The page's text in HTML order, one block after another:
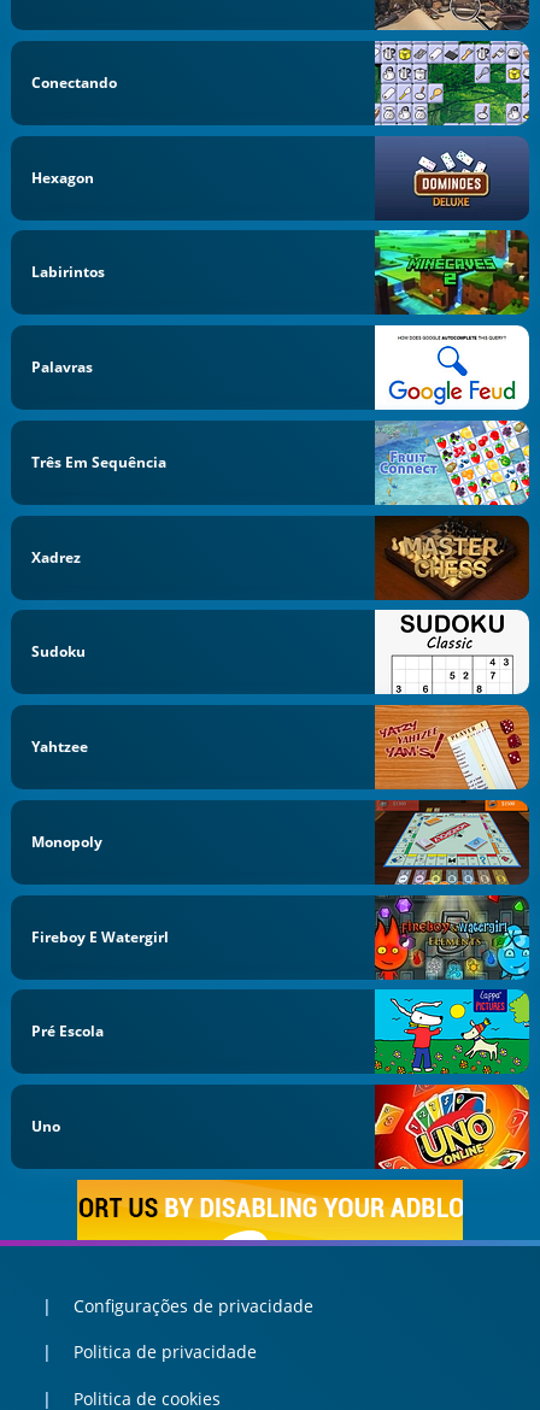
Conectando
Hexagon
Labirintos
Palavras
Três Em Sequência
Xadrez
Sudoku
Yahtzee
Monopoly
Fireboy E Watergirl
Pré Escola
Uno
Configurações de privacidade
Politica de privacidade
Politica de cookies